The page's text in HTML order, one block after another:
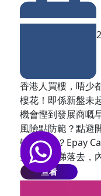
香港人買樓，唔
樓花！即係新盤未
機會慳到發展商嘅
風險點防範？點避
轉緊點算？Epay
金，即刻睇落去，
查看